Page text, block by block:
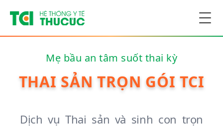
Mẹ bầu an tâm suốt thai kỳ
THAI SẢN TRỌN GÓI TCI
Dịch vụ Thai sản và sinh con trọn